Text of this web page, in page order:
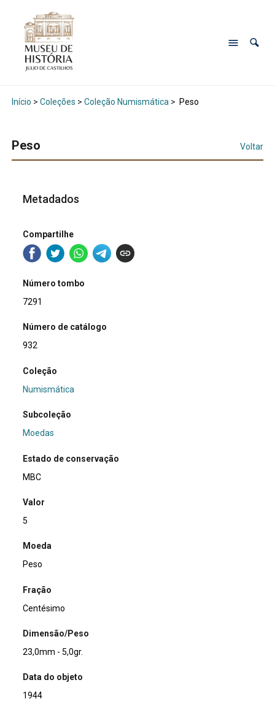
Início > Coleções > Coleção Numismática > Peso
Peso Voltar
Metadados
Compartilhe
Número tombo
7291
Número de catálogo
932
Coleção
Numismática
Subcoleção
Moedas
Estado de conservação
MBC
Valor
5
Moeda
Peso
Fração
Centésimo
Dimensão/Peso
23,0mm - 5,0gr.
Data do objeto
1944